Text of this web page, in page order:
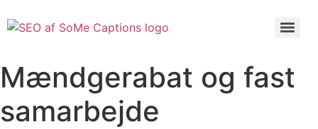
til
Menu
Mændgerabat og fast
samarbejde